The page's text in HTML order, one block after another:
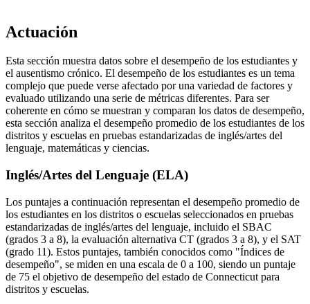
Actuación
Esta sección muestra datos sobre el desempeño de los estudiantes y
el ausentismo crónico. El desempeño de los estudiantes es un tema
complejo que puede verse afectado por una variedad de factores y
evaluado utilizando una serie de métricas diferentes. Para ser
coherente en cómo se muestran y comparan los datos de desempeño,
esta sección analiza el desempeño promedio de los estudiantes de los
distritos y escuelas en pruebas estandarizadas de inglés/artes del
lenguaje, matemáticas y ciencias.
Inglés/Artes del Lenguaje (ELA)
Los puntajes a continuación representan el desempeño promedio de
los estudiantes en los distritos o escuelas seleccionados en pruebas
estandarizadas de inglés/artes del lenguaje, incluido el SBAC
(grados 3 a 8), la evaluación alternativa CT (grados 3 a 8), y el SAT
(grado 11). Estos puntajes, también conocidos como "Índices de
desempeño", se miden en una escala de 0 a 100, siendo un puntaje
de 75 el objetivo de desempeño del estado de Connecticut para
distritos y escuelas.